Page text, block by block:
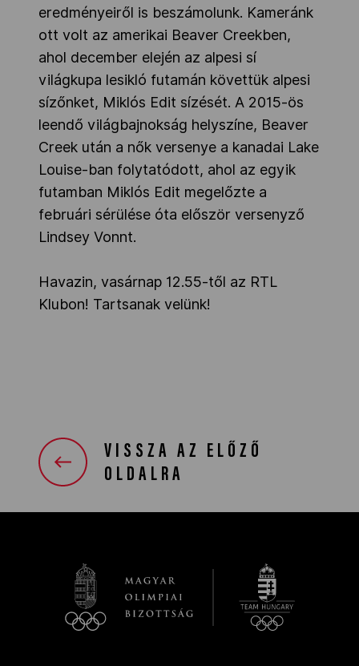
eredményeiről is beszámolunk. Kameránk
ott volt az amerikai Beaver Creekben,
ahol december elején az alpesi sí
világkupa lesikló futamán követtük alpesi
sízőnket, Miklós Edit sízését. A 2015-ös
leendő világbajnokság helyszíne, Beaver
Creek után a nők versenye a kanadai Lake
Louise-ban folytatódott, ahol az egyik
futamban Miklós Edit megelőzte a
februári sérülése óta először versenyző
Lindsey Vonnt.
Havazin, vasárnap 12.55-től az RTL
Klubon! Tartsanak velünk!
VISSZA AZ ELŐZŐ
OLDALRA